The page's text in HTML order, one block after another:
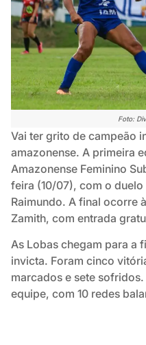
Foto:
Vai ter grito de campeão
amazonense. A primeira
Amazonense Feminino
feira (10/07), com o duelo
Raimundo. A final ocorre
Zamith, com entrada
As Lobas chegam para a
invicta. Foram cinco
marcados e sete
equipe, com 10 redes